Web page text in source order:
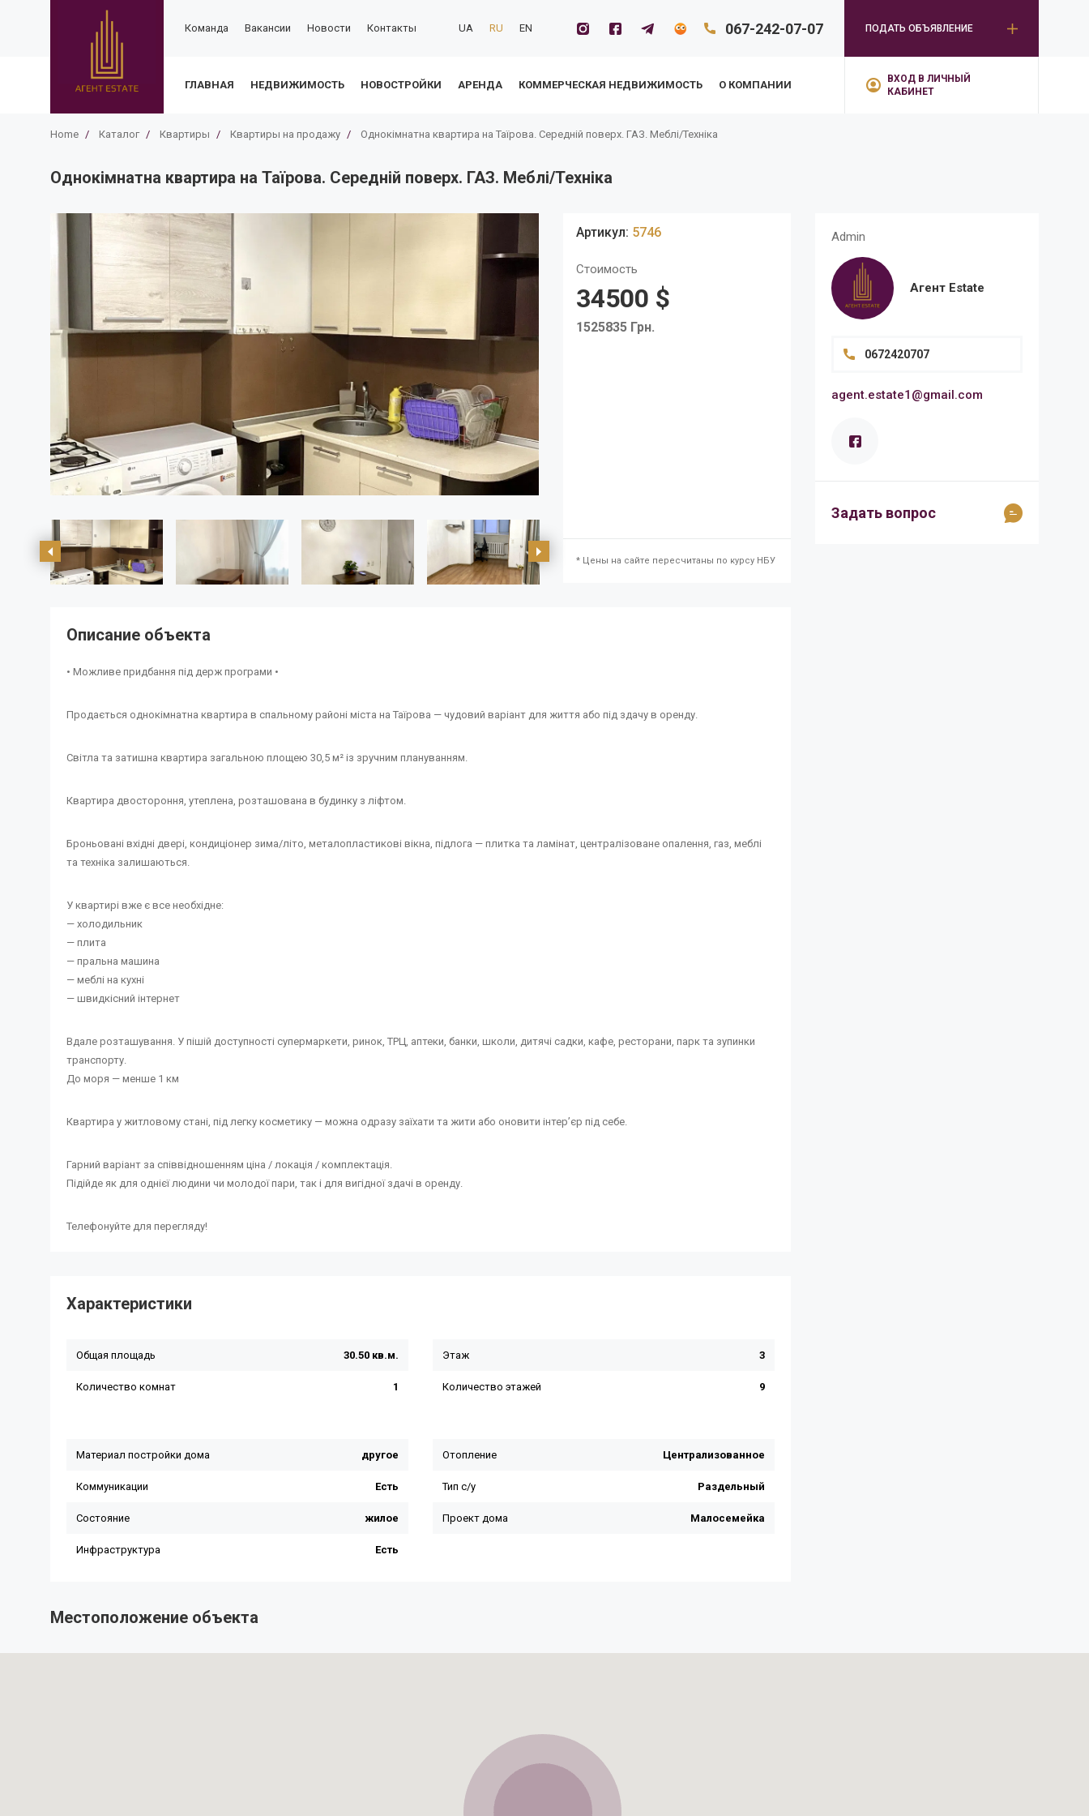
Команда Вакансии Новости Контакты UA RU EN 067-242-07-07 ПОДАТЬ ОБЪЯВЛЕНИЕ
ГЛАВНАЯ НЕДВИЖИМОСТЬ НОВОСТРОЙКИ АРЕНДА КОММЕРЧЕСКАЯ НЕДВИЖИМОСТЬ О КОМПАНИИ
ВХОД В ЛИЧНЫЙ
КАБИНЕТ
Home / Каталог / Квартиры / Квартиры на продажу / Однокімнатна квартира на Таїрова. Середній поверх. ГАЗ. Меблі/Техніка
Однокімнатна квартира на Таїрова. Середній поверх. ГАЗ. Меблі/Техніка
Артикул: 5746
Стоимость
34500 $
1525835 Грн.
* Цены на сайте пересчитаны по курсу НБУ
Описание объекта
• Можливе придбання під держ програми •
Продається однокімнатна квартира в спальному районі міста на Таїрова — чудовий варіант для життя або під здачу в оренду.
Світла та затишна квартира загальною площею 30,5 м² із зручним плануванням.
Квартира двостороння, утеплена, розташована в будинку з ліфтом.
Броньовані вхідні двері, кондиціонер зима/літо, металопластикові вікна, підлога — плитка та ламінат, централізоване опалення, газ, меблі
та техніка залишаються.
У квартирі вже є все необхідне:
— холодильник
— плита
— пральна машина
— меблі на кухні
— швидкісний інтернет
Вдале розташування. У пішій доступності супермаркети, ринок, ТРЦ, аптеки, банки, школи, дитячі садки, кафе, ресторани, парк та зупинки
транспорту.
До моря — менше 1 км
Квартира у житловому стані, під легку косметику — можна одразу заїхати та жити або оновити інтер’єр під себе.
Гарний варіант за співвідношенням ціна / локація / комплектація.
Підійде як для однієї людини чи молодої пари, так і для вигідної здачі в оренду.
Телефонуйте для перегляду!
Характеристики
Admin
Агент Estate
0672420707
agent.estate1@gmail.com
Задать вопрос
Местоположение объекта